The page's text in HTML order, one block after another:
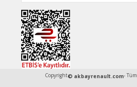
Copyright© akbayrenault.com-